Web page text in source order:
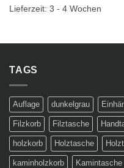
Lieferzeit: 3 - 4 Wochen
TAGS
Auflage dunkelgrau
Filzkorb Filztasche
holzkorb Holztasche
kaminholzkorb Kamintasche